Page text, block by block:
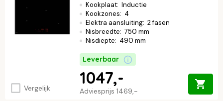
Vergelijk
Kookplaat: Inductie
Kookzones: 4
Elektra aansluiting: 2 fasen
Nisbreedte: 750 mm
Nisdiepte: 490 mm
Leverbaar
Adviesprijs 1469,-
1047,-